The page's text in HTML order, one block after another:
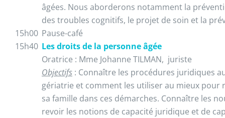
âgées. Nous aborderons notamment la
des troubles cognitifs, le projet de soin et la
15h00 Pause-café
15h40 Les droits de la personne âgée
Oratrice : Mme Johanne TILMAN, juriste
Objectifs: Connaître les procédures juridiques
gériatrie et comment les utiliser au mieux
sa famille dans ces démarches. Connaître les
revoir les notions de capacité juridique et de